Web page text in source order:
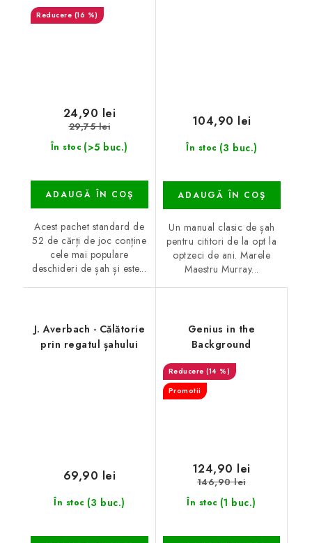
(16 %)
În stoc (>5 buc.)
24,90 lei
29,75 lei
ADAUGĂ ÎN COŞ
Acest pachet standard de
52 de cărți de joc conține
cele mai populare
deschideri de șah și este...
În stoc (3 buc.)
104,90 lei
ADAUGĂ ÎN COŞ
Un manual clasic de șah
pentru cititori de la opt la
optzeci de ani. Marele
Maestru Murray...
J. Averbach - Călătorie
prin regatul șahului
În stoc (3 buc.)
69,90 lei
Genius in the
Background
(14 %)
Promotii
În stoc (1 buc.)
124,90 lei
146,90 lei